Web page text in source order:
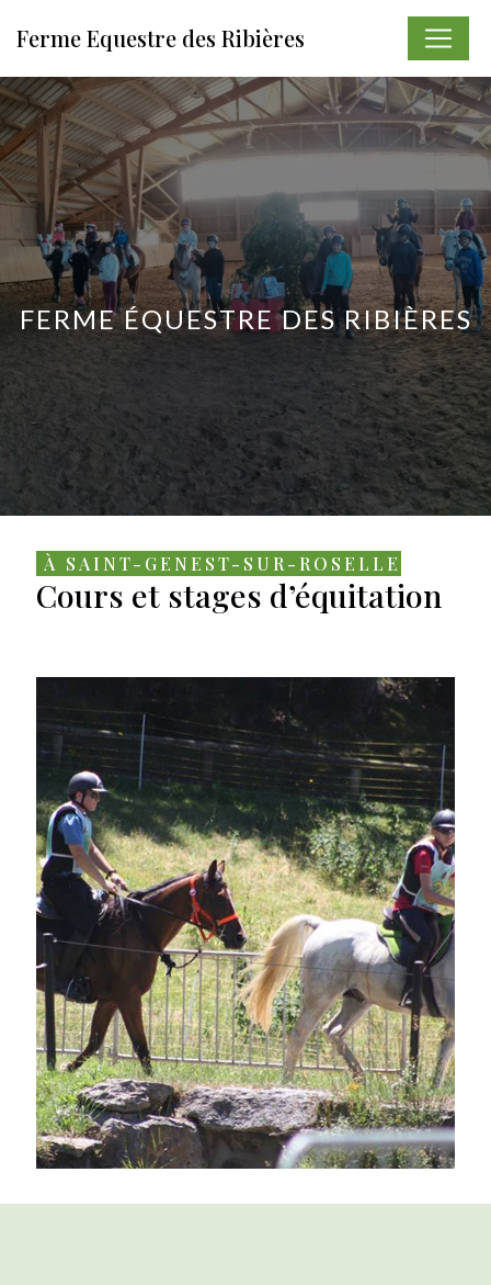
Ferme Equestre des Ribières
FERME ÉQUESTRE DES RIBIÈRES
À SAINT-GENEST-SUR-ROSELLE
Cours et stages d’équitation